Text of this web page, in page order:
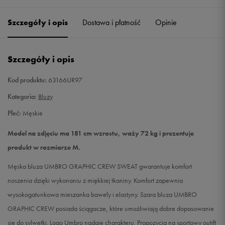
L Powiadom o dostępności
Szczegóły i opis Dostawa i płatność Opinie
Szczegóły i opis
Kod produktu: 63166UR97
Kategoria: Bluzy
Płeć: Męskie
Model na zdjęciu ma 181 cm wzrostu, waży 72 kg i prezentuje
produkt w rozmiarze M.
Męska bluza UMBRO GRAPHIC CREW SWEAT gwarantuje komfort
noszenia dzięki wykonaniu z miękkiej tkaniny. Komfort zapewnia
wysokogatunkowa mieszanka baweły i elastyny. Szara bluza UMBRO
GRAPHIC CREW posiada ściągacze, które umożliwiają dobre dopasowanie
się do sylwetki. Logo Umbro nadaje charakteru. Propozycja na sportowy outift